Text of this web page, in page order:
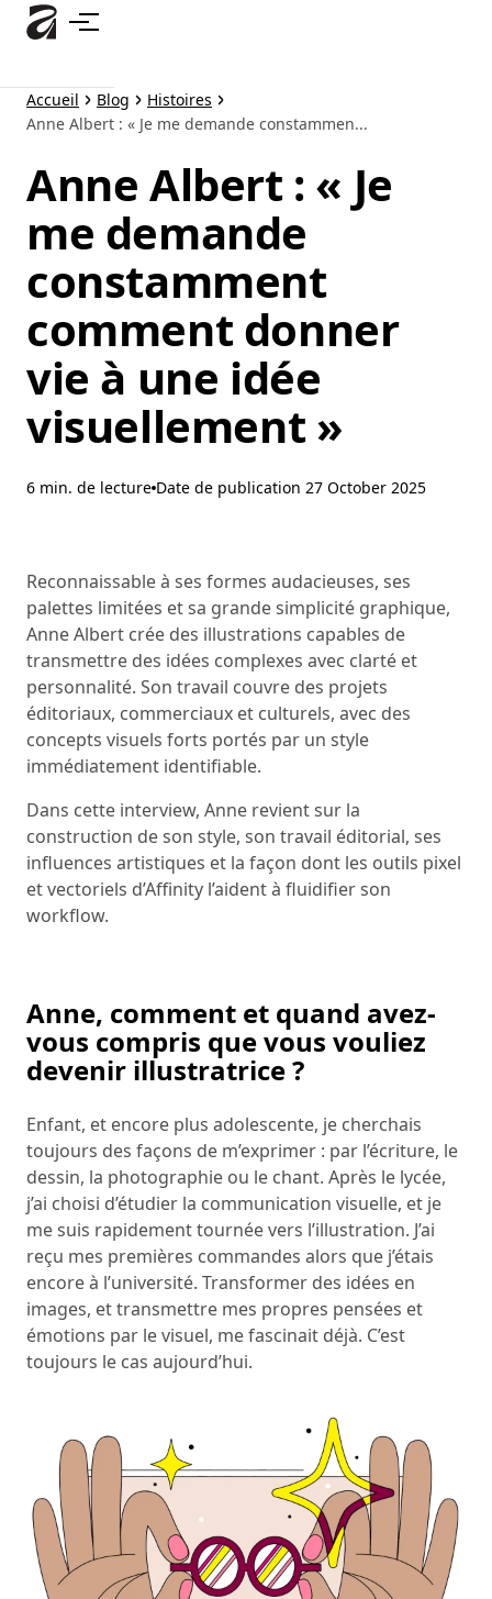
Accéder
principal
Accueil Blog
Histoires
Anne Albert : « Je me demande constammen...
Anne Albert : « Je
me demande
constamment
comment donner
vie à une idée
visuellement »
6 min. de lecture Date de publication 27 October 2025
Reconnaissable à ses formes audacieuses, ses
palettes limitées et sa grande simplicité graphique,
Anne Albert crée des illustrations capables de
transmettre des idées complexes avec clarté et
personnalité. Son travail couvre des projets
éditoriaux, commerciaux et culturels, avec des
concepts visuels forts portés par un style
immédiatement identifiable.
Dans cette interview, Anne revient sur la
construction de son style, son travail éditorial, ses
influences artistiques et la façon dont les outils pixel
et vectoriels d’Affinity l’aident à fluidifier son
workflow.
Anne, comment et quand avez-
vous compris que vous vouliez
devenir illustratrice ?
Enfant, et encore plus adolescente, je cherchais
toujours des façons de m’exprimer : par l’écriture, le
dessin, la photographie ou le chant. Après le lycée,
j’ai choisi d’étudier la communication visuelle, et je
me suis rapidement tournée vers l’illustration. J’ai
reçu mes premières commandes alors que j’étais
encore à l’université. Transformer des idées en
images, et transmettre mes propres pensées et
émotions par le visuel, me fascinait déjà. C’est
toujours le cas aujourd’hui.